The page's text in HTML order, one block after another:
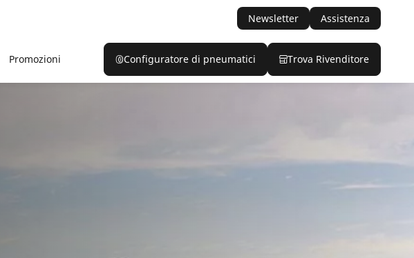
Newsletter Assistenza
Promozioni Configuratore di pneumatici Trova Rivenditore